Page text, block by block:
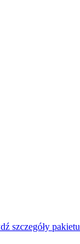
szczegóły pakietu